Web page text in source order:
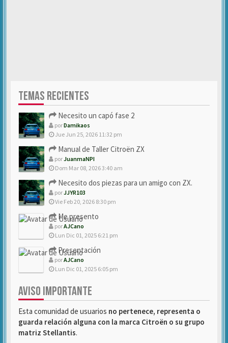
TEMAS RECIENTES
Necesito un capó fase 2
porDamikaos
Jue Jun 25, 2026 11:32 pm
Manual de Taller Citroën ZX
porJuanmaNPI
Dom Mar 08, 2026 3:40 am
Necesito dos piezas para un amigo con ZX.
porJJYR103
Vie Feb 20, 2026 8:30 pm
Me presento
porAJCano
Lun Dic 01, 2025 6:21 pm
Presentación
porAJCano
Lun Dic 01, 2025 6:05 pm
AVISO IMPORTANTE
Esta comunidad de usuarios no pertenece, representa o
guarda relación alguna con la marca Citroën o su grupo
matriz Stellantis.